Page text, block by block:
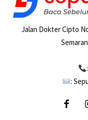
Jalan Dokter Cipto
: